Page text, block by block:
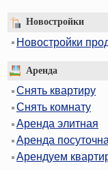
Новостройки
Новостройки
Аренда
Снять квартиру
Снять комнату
Аренда элитная
Аренда
Арендуем